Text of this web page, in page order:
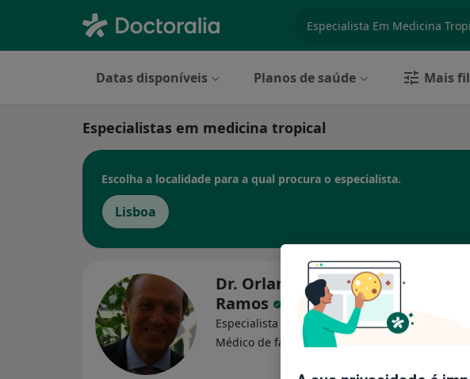
Datas disponíveis Planos de saúde Mais
Especialistas em medicina tropical
Escolha a localidade para a qual procura o especialista.
Lisboa
Dr. Orlando Almeida
Ramos
Especialista em medicina tropical,
Médico de família